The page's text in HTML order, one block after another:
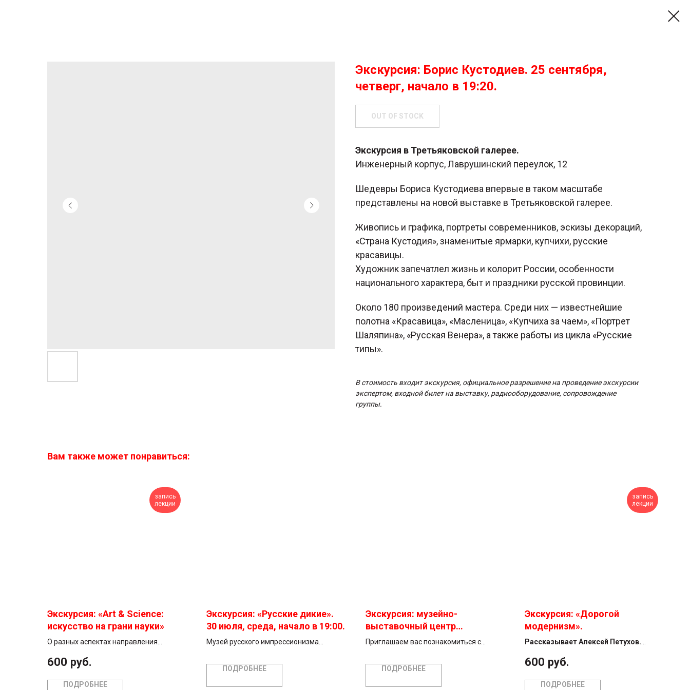
Экскурсия: Борис Кустодиев. 25 сентября,
четверг, начало в 19:20.
OUT OF STOCK
Экскурсия в Третьяковской галерее.
Инженерный корпус, Лаврушинский переулок, 12
Шедевры Бориса Кустодиева впервые в таком масштабе
представлены на новой выставке в Третьяковской галерее.
Живопись и графика, портреты современников, эскизы декораций,
«Страна Кустодия», знаменитые ярмарки, купчихи, русские
красавицы.
Художник запечатлел жизнь и колорит России, особенности
национального характера, быт и праздники русской провинции.
Около 180 произведений мастера. Среди них — известнейшие
полотна «Красавица», «Масленица», «Купчиха за чаем», «Портрет
Шаляпина», «Русская Венера», а также работы из цикла «Русские
типы».
В стоимость входит экскурсия, официальное разрешение на проведение экскурсии
экспертом, входной билет на выставку, радиооборудование, сопровождение
группы.
Вам также может понравиться:
запись
лекции
Экскурсия: «Art & Science:
искусство на грани науки»
О разных аспектах направления
этических и эстетических –
Государственного центра современного
600 руб.
ПОДРОБНЕЕ
Экскурсия: «Русские дикие».
30 июля, среда, начало в 19:00.
Музей русского импрессионизма
представляет «дикие», фовистские
работы европейских и русских
художников начала XX века. Выставка
ПОДРОБНЕЕ
Экскурсия: музейно-
выставочный центр
«ЗИЛАРТ». 4 апреля, суббота,
Приглашаем вас познакомиться с
крупнейшим частным музеем
«ЗИЛАРТ».
Нас ждет обзорная экскурсия
ПОДРОБНЕЕ
запись
лекции
Экскурсия: «Дорогой
модернизм».
Рассказывает Алексей Петухов.
архитектуры авангарда, начиная с 1920-
правила во всех сферах, утверждая
600 руб.
ПОДРОБНЕЕ